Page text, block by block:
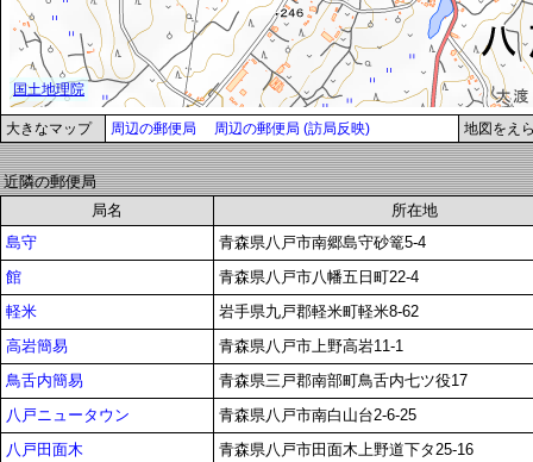
大きなマップ 周辺の郵便局 周辺の郵便局 (訪局反映) 地図をえ
近隣の郵便局
局名
所在地
島守
青森県八戸市南郷島守砂篭5-4
館
青森県八戸市八幡五日町22-4
軽米
岩手県九戸郡軽米町軽米8-62
高岩簡易
青森県八戸市上野高岩11-1
鳥舌内簡易
青森県三戸郡南部町鳥舌内七ツ役17
八戸ニュータウン
青森県八戸市南白山台2-6-25
八戸田面木
青森県八戸市田面木上野道下タ25-16